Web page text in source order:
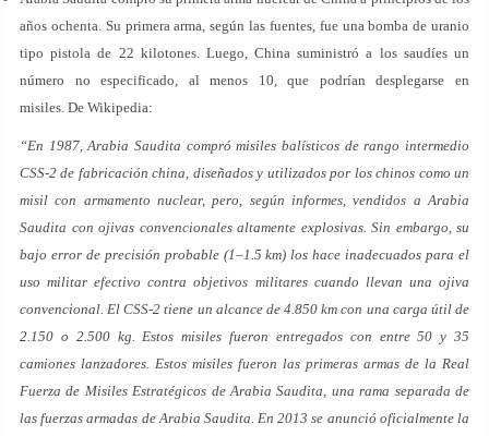
años ochenta. Su primera arma, según las fuentes, fue una bomba de uranio
tipo pistola de 22 kilotones. Luego, China suministró a los saudíes un
número no especificado, al menos 10, que podrían desplegarse en
misiles. De Wikipedia:
“En 1987, Arabia Saudita compró misiles balísticos de rango intermedio
CSS-2 de fabricación china, diseñados y utilizados por los chinos como un
misil con armamento nuclear, pero, según informes, vendidos a Arabia
Saudita con ojivas convencionales altamente explosivas. Sin embargo, su
bajo error de precisión probable (1–1.5 km) los hace inadecuados para el
uso militar efectivo contra objetivos militares cuando llevan una ojiva
convencional. El CSS-2 tiene un alcance de 4.850 km con una carga útil de
2.150 o 2.500 kg. Estos misiles fueron entregados con entre 50 y 35
camiones lanzadores. Estos misiles fueron las primeras armas de la Real
Fuerza de Misiles Estratégicos de Arabia Saudita, una rama separada de
las fuerzas armadas de Arabia Saudita. En 2013 se anunció oficialmente la